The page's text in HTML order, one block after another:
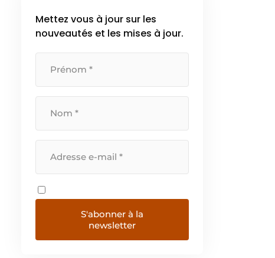
Mettez vous à jour sur les
nouveautés et les mises à jour.
S'abonner à la
newsletter